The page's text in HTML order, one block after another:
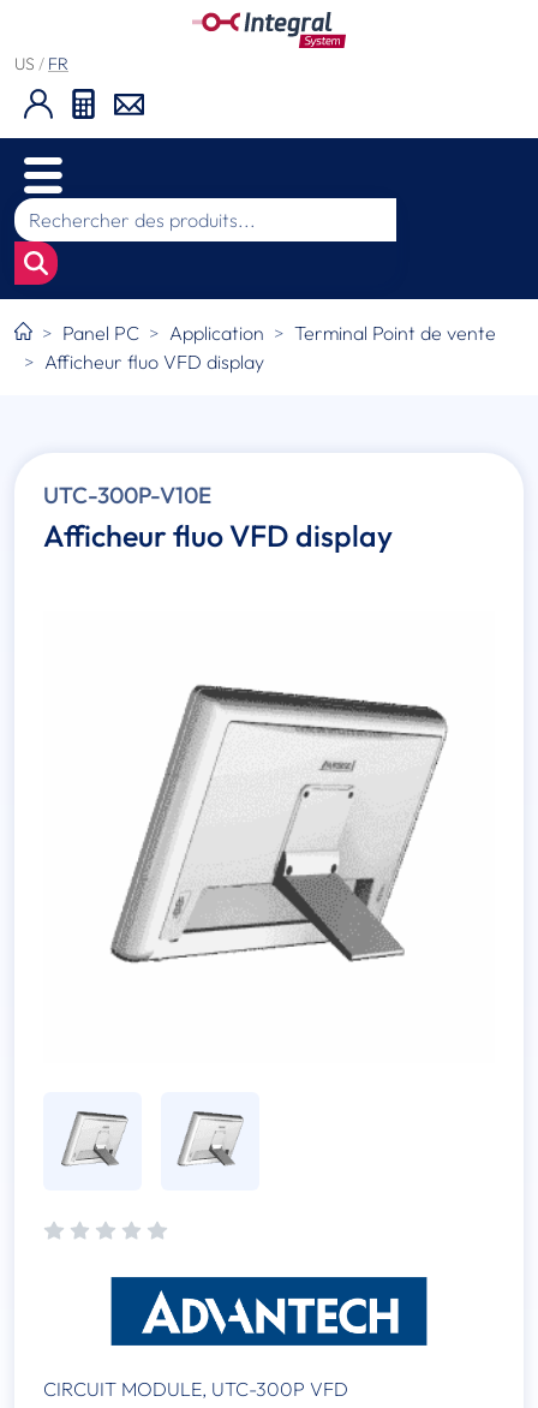
US / FR
Panel PC Application
Terminal Point de vente
Afficheur fluo VFD display
UTC-300P-V10E
Afficheur fluo VFD display
CIRCUIT MODULE, UTC-300P VFD